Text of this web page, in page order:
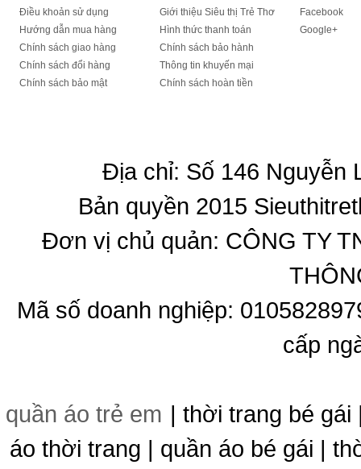
Điều khoản sử dụng
Hướng dẫn mua hàng
Chính sách giao hàng
Chính sách đổi hàng
Chính sách bảo mật
Giới thiệu Siêu thị Trẻ Thơ
Hình thức thanh toán
Chính sách bảo hành
Thông tin khuyến mại
Chính sách hoàn tiền
Facebook
Google+
Địa chỉ: Số 146 Nguyễn
Bản quyền 2015
Đơn vị chủ quản: CÔNG TY
Mã số doanh nghiệp:
cấp
quần áo trẻ em | thời trang bé gái
áo thời trang | quần áo bé gái |